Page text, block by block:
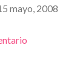
mayo, 2008